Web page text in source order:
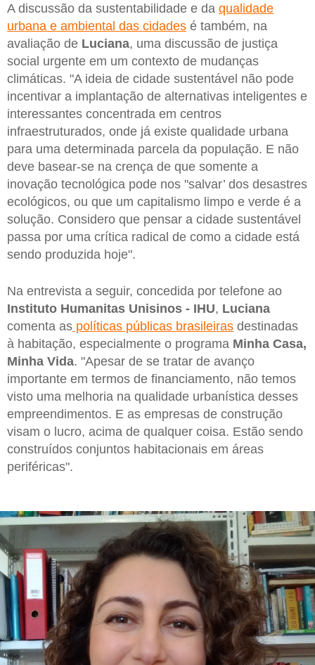
A discussão da sustentabilidade e da qualidade
urbana e ambiental das cidades é também, na
avaliação de Luciana, uma discussão de justiça
social urgente em um contexto de mudanças
climáticas. "A ideia de cidade sustentável não pode
incentivar a implantação de alternativas inteligentes e
interessantes concentrada em centros
infraestruturados, onde já existe qualidade urbana
para uma determinada parcela da população. E não
deve basear-se na crença de que somente a
inovação tecnológica pode nos "salvar’ dos desastres
ecológicos, ou que um capitalismo limpo e verde é a
solução. Considero que pensar a cidade sustentável
passa por uma crítica radical de como a cidade está
sendo produzida hoje".
Na entrevista a seguir, concedida por telefone ao
Instituto Humanitas Unisinos - IHU, Luciana
comenta as políticas públicas brasileiras destinadas
à habitação, especialmente o programa Minha Casa,
Minha Vida. "Apesar de se tratar de avanço
importante em termos de financiamento, não temos
visto uma melhoria na qualidade urbanística desses
empreendimentos. E as empresas de construção
visam o lucro, acima de qualquer coisa. Estão sendo
construídos conjuntos habitacionais em áreas
periféricas".